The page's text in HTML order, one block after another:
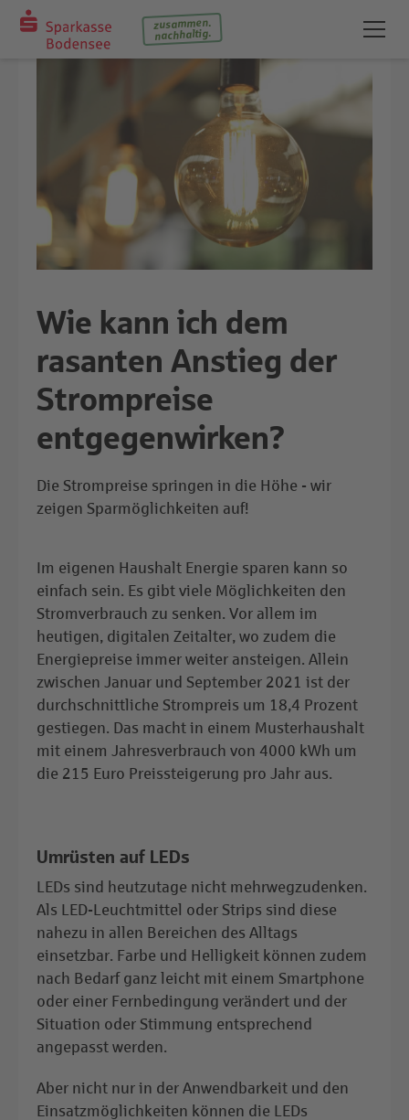
zusammen.
nachhaltig.
Wie kann ich dem
rasanten Anstieg der
Strompreise
entgegenwirken?
Die Strompreise springen in die Höhe - wir
zeigen Sparmöglichkeiten auf!
Im eigenen Haushalt Energie sparen kann so
einfach sein. Es gibt viele Möglichkeiten den
Stromverbrauch zu senken. Vor allem im
heutigen, digitalen Zeitalter, wo zudem die
Energiepreise immer weiter ansteigen. Allein
zwischen Januar und September 2021 ist der
durchschnittliche Strompreis um 18,4 Prozent
gestiegen. Das macht in einem Musterhaushalt
mit einem Jahresverbrauch von 4000 kWh um
die 215 Euro Preissteigerung pro Jahr aus.
Umrüsten auf LEDs
LEDs sind heutzutage nicht mehrwegzudenken.
Als LED-Leuchtmittel oder Strips sind diese
nahezu in allen Bereichen des Alltags
einsetzbar. Farbe und Helligkeit können zudem
nach Bedarf ganz leicht mit einem Smartphone
oder einer Fernbedingung verändert und der
Situation oder Stimmung entsprechend
angepasst werden.
Aber nicht nur in der Anwendbarkeit und den
Einsatzmöglichkeiten können die LEDs